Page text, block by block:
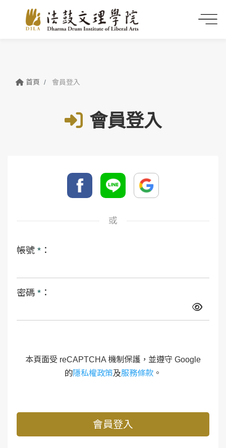
首頁 會員登入
會員登入
或
帳號 * ：
密碼 * ：
本頁面受 reCAPTCHA 機制保護，並遵守 Google
的隱私權政策及服務條款 。
會員登入